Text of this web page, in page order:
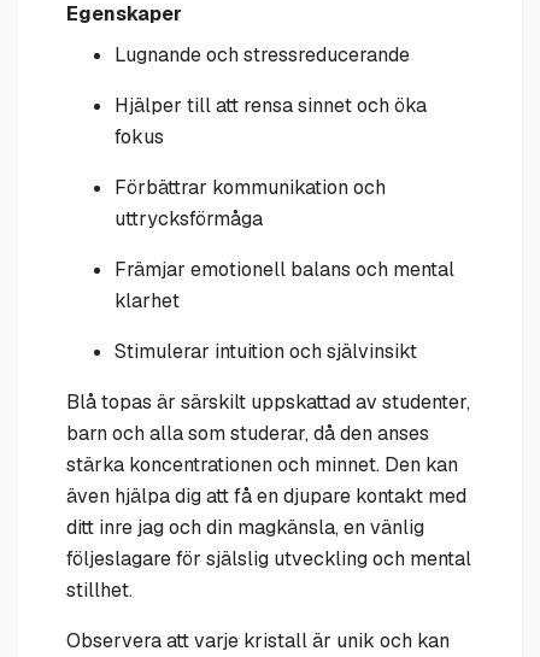
Egenskaper
Lugnande och stressreducerande
Hjälper till att rensa sinnet och öka
fokus
Förbättrar kommunikation och
uttrycksförmåga
Främjar emotionell balans och mental
klarhet
Stimulerar intuition och självinsikt
Blå topas är särskilt uppskattad av studenter,
barn och alla som studerar, då den anses
stärka koncentrationen och minnet. Den kan
även hjälpa dig att få en djupare kontakt med
ditt inre jag och din magkänsla, en vänlig
följeslagare för själslig utveckling och mental
stillhet.
Observera att varje kristall är unik och kan